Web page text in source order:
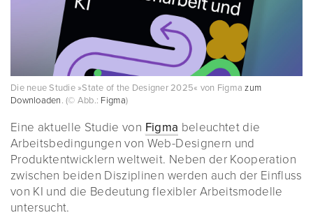
Die neue Studie »State of the Designer 2025« von Figmazum
Downloaden. (© Abb.: Figma)
Eine aktuelle Studie von Figma beleuchtet die
Arbeitsbedingungen von Web-Designern und
Produktentwicklern weltweit. Neben der Kooperation
zwischen beiden Disziplinen werden auch der Einfluss
von KI und die Bedeutung flexibler Arbeitsmodelle
untersucht.